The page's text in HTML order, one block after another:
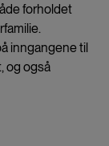
forholdet
inngangene til
og også